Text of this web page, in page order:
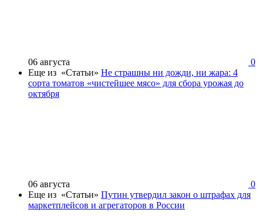
06 августа
0
Еще из «Статьи» Не страшны ни дожди, ни жара: 4
сорта томатов «чистейшее мясо» для сбора урожая до
октября
06 августа
0
Еще из «Статьи» Путин утвердил закон о штрафах для
маркетплейсов и агрегаторов в России